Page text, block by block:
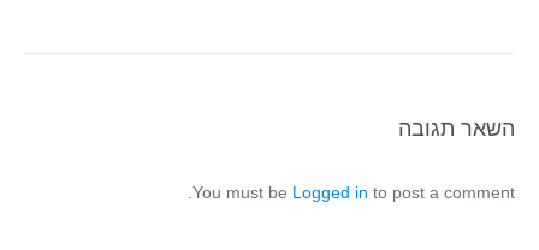
השאר תגובה
You must be Logged in to post a comment.